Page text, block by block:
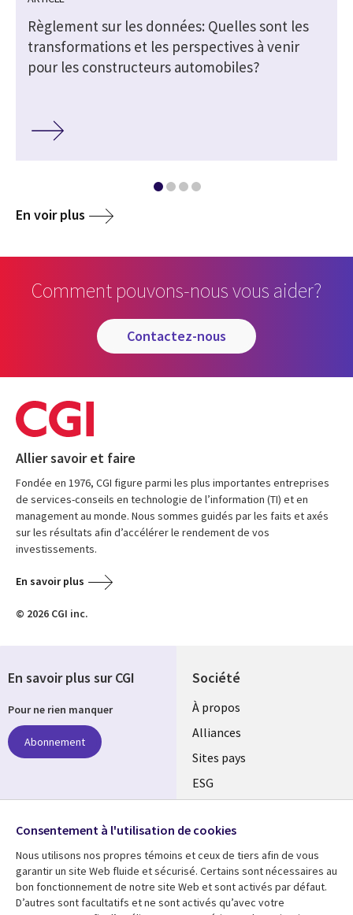
Règlement sur les données: Quelles sont les
transformations et les perspectives à venir
pour les constructeurs automobiles?
En voir plus
Comment pouvons-nous vous aider?
contactez-nous
Allier savoir et faire
Fondée en 1976, CGI figure parmi les plus importantes entreprises
de services-conseils en technologie de l’information (TI) et en
management au monde. Nous sommes guidés par les faits et axés
sur les résultats afin d’accélérer le rendement de vos
investissements.
En savoir plus
© 2026 CGI inc.
Société
À propos
Alliances
Sites pays
ESG
Fusions
Salle de presse
En savoir plus sur CGI
Pour ne rien manquer
Abonnement
Suivez-nous
Social
Media
Global
FR
Consentement à l'utilisation de cookies
Nous utilisons nos propres témoins et ceux de tiers afin de vous
garantir un site Web fluide et sécurisé. Certains sont nécessaires au
bon fonctionnement de notre site Web et sont activés par défaut.
D’autres sont facultatifs et ne sont activés qu’avec votre